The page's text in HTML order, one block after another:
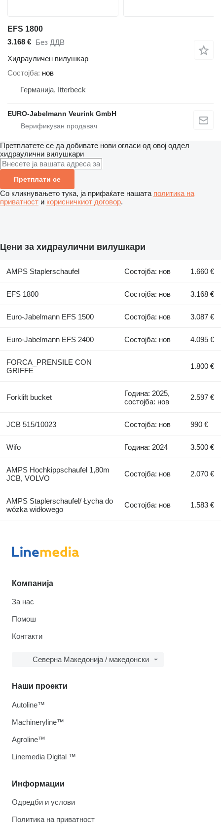
EFS 1800
3.168 € Без ДДВ
Хидрауличен вилушкар
Состојба нов
Германија, Itterbeck
EURO-Jabelmann Veurink GmbH
Претплатете се да добивате нови огласи од овој оддел
хидраулични вилушкари
Претплати се
Со кликнувањето тука, ја прифаќате нашата политика на
приватност и корисничкиот договор.
Цени за хидраулични вилушкари
AMPS Staplerschaufel Состојба: нов 1.660 €
EFS 1800 Состојба: нов 3.168 €
Euro-Jabelmann EFS 1500 Состојба: нов 3.087 €
Euro-Jabelmann EFS 2400 Состојба: нов 4.095 €
FORCA_PRENSILE CON
GRIFFE
1.800 €
Forklift bucket
Година: 2025,
состојба: нов
2.597 €
JCB 515/10023 Состојба: нов 990 €
Wifo Година: 2024 3.500 €
AMPS Hochkippschaufel 1,80m
JCB, VOLVO
Состојба: нов 2.070 €
AMPS Staplerschaufel/ Łycha do
wózka widłowego
Состојба: нов 1.583 €
Компанија
За нас
Помош
Контакти
Северна Македонија / македонски
Информации
Одредби и услови
Политика на приватност
Наши проекти
Autoline™
Machineryline™
Agroline™
Linemedia Digital ™